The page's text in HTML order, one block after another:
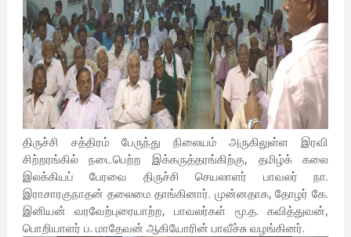
திருச்சி சத்திரம் பேருந்து நிலையம் அருகிலுள்ள இரவி
சிற்றரங்கில் நடைபெற்ற இக்கருத்தரங்கிற்கு, தமிழ்க் கலை
இலக்கியப் பேரவை திருச்சி செயலாளர் பாவலர் நா.
இராசாரகுநாதன் தலைமை தாங்கினார். முன்னதாக, தோழர் கே.
இனியன் வரவேற்புரையாற்ற, பாவலர்கள் மூ.த. கவித்துவன்,
பொறியாளர் ப. மாதேவன் ஆகியோரின் பாவீச்சு வழங்கினர்.